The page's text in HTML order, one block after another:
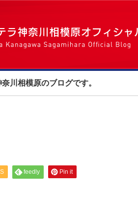
川相模原のブログです。
feedly Pin it